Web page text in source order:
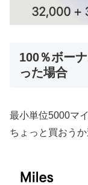
100％ボー
った場合
最小単位5000マ
ちょっと買おう